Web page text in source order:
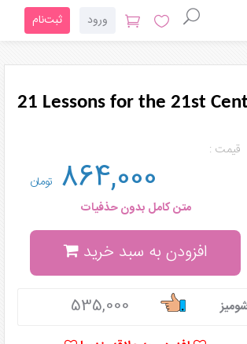
ورود ثبت‌نام
21 Lessons for the 21st
قیمت :
864,000 تومان
متن کامل بدون حذفیات
افزودن به سبد خرید
535,000